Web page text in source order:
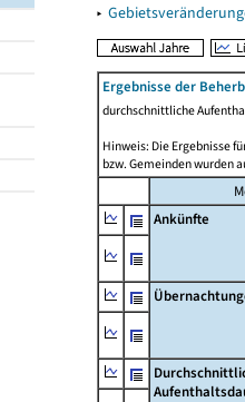
▸
Ergebnisse der
durchschnittliche
Hinweis: Die Ergebnisse
bzw. Gemeinden wurden
Ankünfte